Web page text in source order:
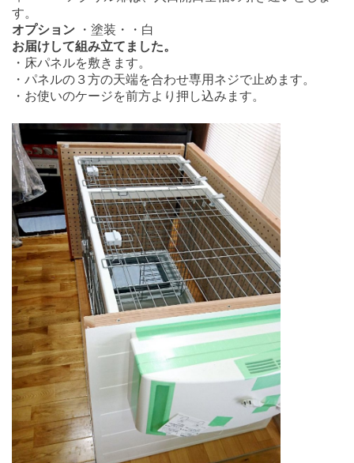
す。
オプション ・塗装・・白
お届けして組み立てました。
・床パネルを敷きます。
・パネルの３方の天端を合わせ専用ネジで止めます。
・お使いのケージを前方より押し込みます。